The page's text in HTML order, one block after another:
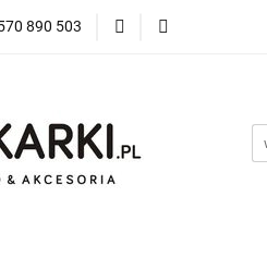
890 503
Blog Bestsellery